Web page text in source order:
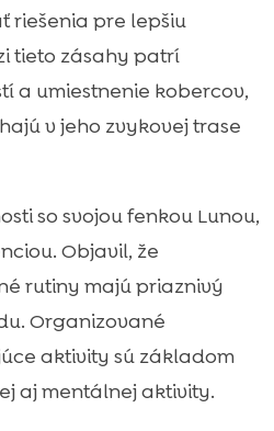
riešenia pre lepšiu
tieto zásahy patrí
a umiestnenie kobercov,
v jeho zvykovej trase
so svojou fenkou Lunou,
Objavil, že
rutiny majú priaznivý
Organizované
aktivity sú základom
aj mentálnej aktivity.